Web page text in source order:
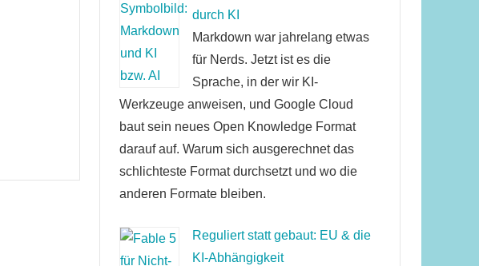
durch KI
Markdown war jahrelang etwas
für Nerds. Jetzt ist es die
Sprache, in der wir KI-
Werkzeuge anweisen, und Google Cloud
baut sein neues Open Knowledge Format
darauf auf. Warum sich ausgerechnet das
schlichteste Format durchsetzt und wo die
anderen Formate bleiben.
Reguliert statt gebaut: EU & die
KI-Abhängigkeit